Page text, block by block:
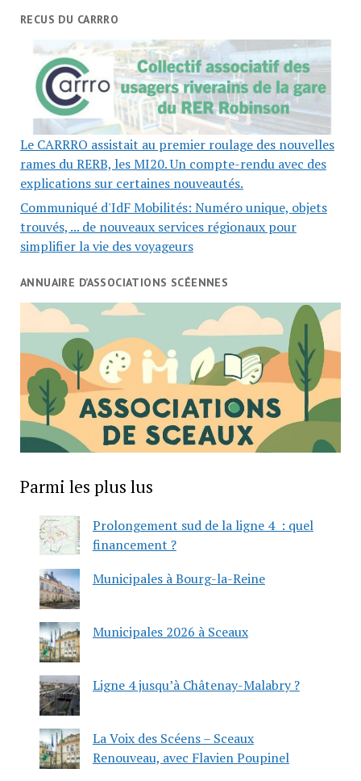
RECUS DU CARRRO
Le CARRRO assistait au premier roulage des nouvelles
rames du RERB, les MI20. Un compte-rendu avec des
explications sur certaines nouveautés.
Communiqué d'IdF Mobilités: Numéro unique, objets
trouvés, ... de nouveaux services régionaux pour
simplifier la vie des voyageurs
ANNUAIRE D’ASSOCIATIONS SCÉENNES
Parmi les plus lus
Prolongement sud de la ligne 4 : quel
financement ?
Municipales à Bourg-la-Reine
Municipales 2026 à Sceaux
Ligne 4 jusqu’à Châtenay-Malabry ?
La Voix des Scéens – Sceaux
Renouveau, avec Flavien Poupinel